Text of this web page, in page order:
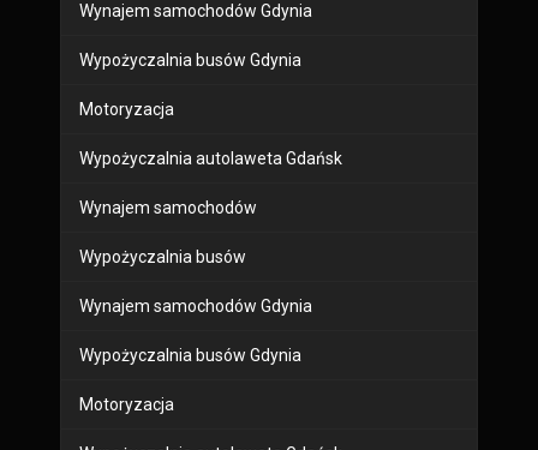
Wynajem samochodów Gdynia
Wypożyczalnia busów Gdynia
Motoryzacja
Wypożyczalnia autolaweta Gdańsk
Wynajem samochodów
Wypożyczalnia busów
Wynajem samochodów Gdynia
Wypożyczalnia busów Gdynia
Motoryzacja